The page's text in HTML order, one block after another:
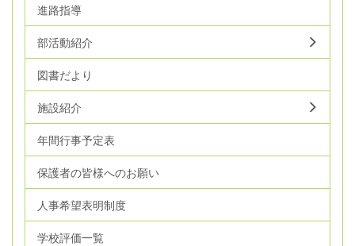
進路指導
部活動紹介
図書だより
施設紹介
年間行事予定表
保護者の皆様へのお願い
人事希望表明制度
学校評価一覧